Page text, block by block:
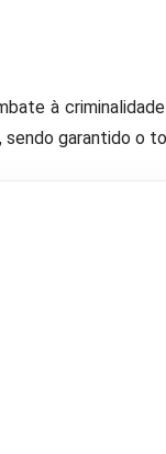
à
sendo garantido o